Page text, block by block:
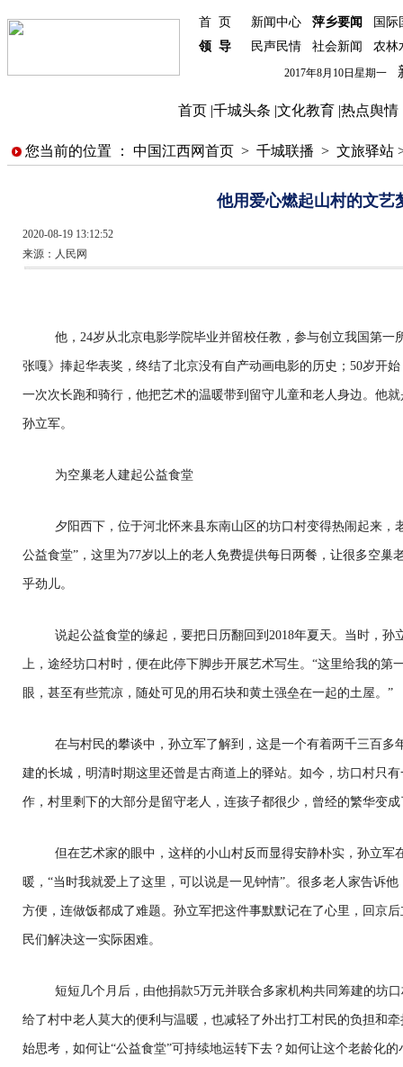
首 页 新闻中心 萍乡要闻 国际
领 导
民声民情 社会新闻 农林
2017年8月10日星期一
首页 |千城头条 |文化教育 |热点舆情
您当前的位置 ： 中国江西网首页 > 千城联播 > 文旅驿站
他用爱心燃起山村的文艺
2020-08-19 13:12:52
来源： 人民网
他，24岁从北京电影学院毕业并留校任教，参与创立我国第一
张嘎》捧起华表奖，终结了北京没有自产动画电影的历史；50岁开
一次次长跑和骑行，他把艺术的温暖带到留守儿童和老人身边。他
孙立军。
为空巢老人建起公益食堂
夕阳西下，位于河北怀来县东南山区的坊口村变得热闹起来，
公益食堂”，这里为77岁以上的老人免费提供每日两餐，让很多空巢
乎劲儿。
说起公益食堂的缘起，要把日历翻回到2018年夏天。当时，
上，途经坊口村时，便在此停下脚步开展艺术写生。“这里给我的第
眼，甚至有些荒凉，随处可见的用石块和黄土强垒在一起的土屋。”
在与村民的攀谈中，孙立军了解到，这是一个有着两千三百多
建的长城，明清时期这里还曾是古商道上的驿站。如今，坊口村只
作，村里剩下的大部分是留守老人，连孩子都很少，曾经的繁华变
但在艺术家的眼中，这样的小山村反而显得安静朴实，孙立军
暖，“当时我就爱上了这里，可以说是一见钟情”。很多老人家告诉
方便，连做饭都成了难题。孙立军把这件事默默记在了心里，回京
民们解决这一实际困难。
短短几个月后，由他捐款5万元并联合多家机构共同筹建的坊
给了村中老人莫大的便利与温暖，也减轻了外出打工村民的负担和
始思考，如何让“公益食堂”可持续地运转下去？如何让这个老龄化